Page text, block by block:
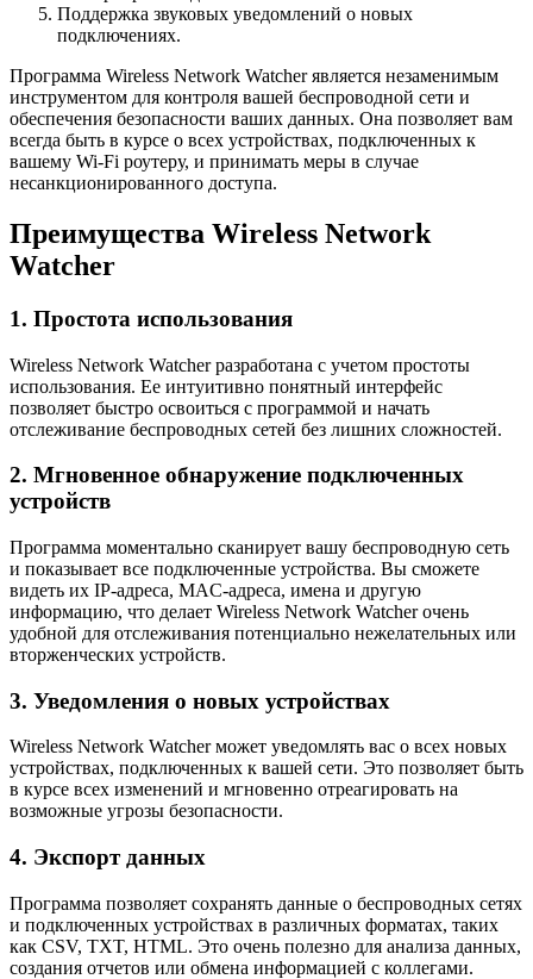
Поддержка звуковых уведомлений о новых
подключениях.
Программа Wireless Network Watcher является незаменимым
инструментом для контроля вашей беспроводной сети и
обеспечения безопасности ваших данных. Она позволяет вам
всегда быть в курсе о всех устройствах, подключенных к
вашему Wi-Fi роутеру, и принимать меры в случае
несанкционированного доступа.
Преимущества Wireless Network
Watcher
1. Простота использования
Wireless Network Watcher разработана с учетом простоты
использования. Ее интуитивно понятный интерфейс
позволяет быстро освоиться с программой и начать
отслеживание беспроводных сетей без лишних сложностей.
2. Мгновенное обнаружение подключенных
устройств
Программа моментально сканирует вашу беспроводную сеть
и показывает все подключенные устройства. Вы сможете
видеть их IP-адреса, MAC-адреса, имена и другую
информацию, что делает Wireless Network Watcher очень
удобной для отслеживания потенциально нежелательных или
вторженческих устройств.
3. Уведомления о новых устройствах
Wireless Network Watcher может уведомлять вас о всех новых
устройствах, подключенных к вашей сети. Это позволяет быть
в курсе всех изменений и мгновенно отреагировать на
возможные угрозы безопасности.
4. Экспорт данных
Программа позволяет сохранять данные о беспроводных сетях
и подключенных устройствах в различных форматах, таких
как CSV, TXT, HTML. Это очень полезно для анализа данных,
создания отчетов или обмена информацией с коллегами.